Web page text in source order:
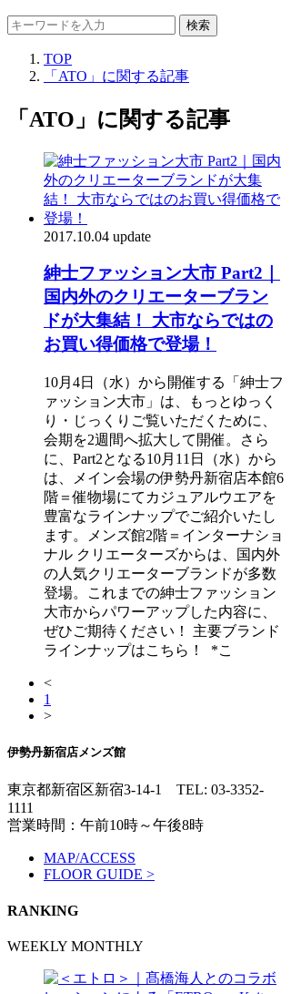
検索
TOP
「ATO」に関する記事
「ATO」に関する記事
2017.10.04 update
紳士ファッション大市 Part2｜
国内外のクリエーターブラン
ドが大集結！ 大市ならではの
お買い得価格で登場！
10月4日（水）から開催する「紳士フ
ァッション大市」は、もっとゆっく
り・じっくりご覧いただくために、
会期を2週間へ拡大して開催。さら
に、Part2となる10月11日（水）から
は、メイン会場の伊勢丹新宿店本館6
階＝催物場にてカジュアルウエアを
豊富なラインナップでご紹介いたし
ます。メンズ館2階＝インターナショ
ナル クリエーターズからは、国内外
の人気クリエーターブランドが多数
登場。これまでの紳士ファッション
大市からパワーアップした内容に、
ぜひご期待ください！ 主要ブランド
ラインナップはこちら！ *こ
<
1
>
伊勢丹新宿店メンズ館
東京都新宿区新宿3-14-1 TEL: 03-3352-
1111
営業時間：午前10時～午後8時
MAP/ACCESS
FLOOR GUIDE >
RANKING
WEEKLY MONTHLY